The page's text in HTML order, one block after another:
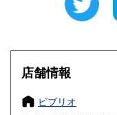
滋賀県
大阪府
店舗情報
ビブリオ